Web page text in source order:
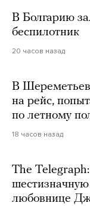
В Болгарию
беспилотник
20 часов назад
В
на рейс,
по летному
18 часов назад
The
любовнице